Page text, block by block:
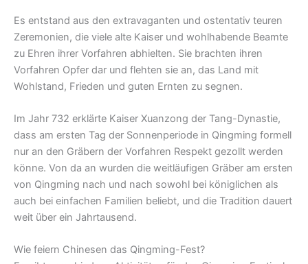
Es entstand aus den extravaganten und ostentativ teuren
Zeremonien, die viele alte Kaiser und wohlhabende Beamte
zu Ehren ihrer Vorfahren abhielten. Sie brachten ihren
Vorfahren Opfer dar und flehten sie an, das Land mit
Wohlstand, Frieden und guten Ernten zu segnen.
Im Jahr 732 erklärte Kaiser Xuanzong der Tang-Dynastie,
dass am ersten Tag der Sonnenperiode in Qingming formell
nur an den Gräbern der Vorfahren Respekt gezollt werden
könne. Von da an wurden die weitläufigen Gräber am ersten
von Qingming nach und nach sowohl bei königlichen als
auch bei einfachen Familien beliebt, und die Tradition dauert
weit über ein Jahrtausend.
Wie feiern Chinesen das Qingming-Fest?